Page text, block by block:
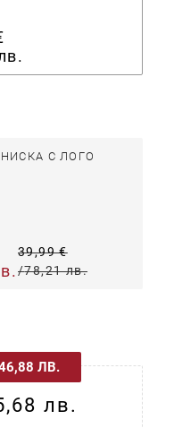
С ЛОГО
39,99 €
/78,21 лв.
ЛВ.
лв.